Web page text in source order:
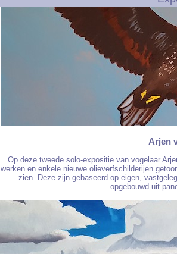
Arjen
Op deze tweede solo-expositie van vogelaar
werken en enkele nieuwe olieverfschilderijen
zien. Deze zijn gebaseerd op eigen,
opgebouwd uit